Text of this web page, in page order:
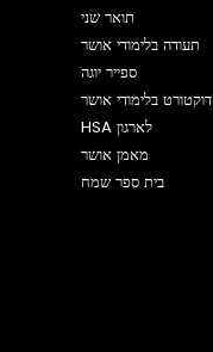
תואר שני
תעודה בלימודי אושר
ספייר יוגה
דוקטורט בלימודי אושר
HSA לארגון
מאמן אושר
בית ספר שמח